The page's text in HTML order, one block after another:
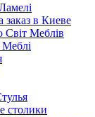
заказ в Киеве
Світ Меблів
столики